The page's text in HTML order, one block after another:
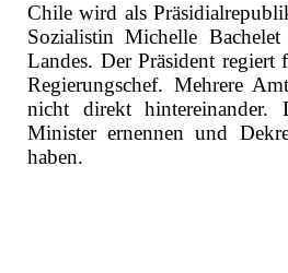
Chile wird als
Sozialistin Michelle
Landes. Der Präsident
Regierungschef. Mehrere
nicht direkt hintereinander.
Minister ernennen und
haben.